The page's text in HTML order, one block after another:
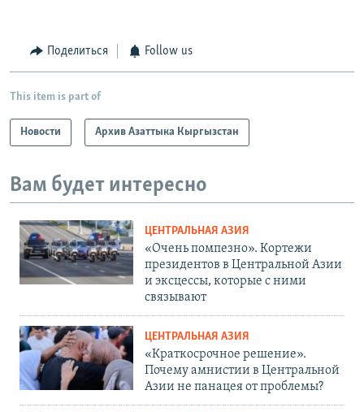
Поделиться Follow us
This item is part of
Новости Архив Азаттыка Кыргызстан
Вам будет интересно
ЦЕНТРАЛЬНАЯ АЗИЯ
«Очень помпезно». Кортежи
президентов в Центральной Азии
и эксцессы, которые с ними
связывают
ЦЕНТРАЛЬНАЯ АЗИЯ
«Краткосрочное решение».
Почему амнистии в Центральной
Азии не панацея от проблемы?